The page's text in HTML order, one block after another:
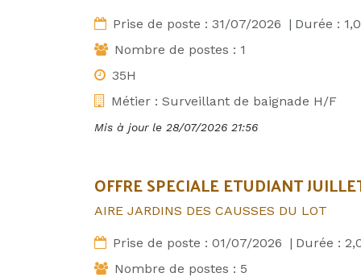
Prise de poste : 31/07/2026 | Durée : 1,0
Nombre de postes : 1
35H
Métier : Surveillant de baignade H/F
Mis à jour le 28/07/2026 21:56
OFFRE SPECIALE ETUDIANT
AIRE JARDINS DES CAUSSES DU LOT
Prise de poste : 01/07/2026 | Durée :
Nombre de postes : 5